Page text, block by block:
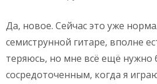
Да, новое. Сейчас это уже
семиструнной гитаре, вполне
теряюсь, но мне всё ещё нужно
сосредоточенным, когда я